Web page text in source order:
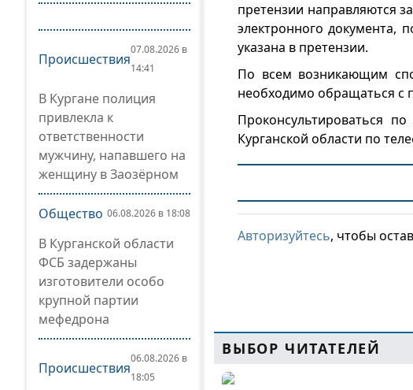
Происшествия
07.08.2026 в
14:41
В Кургане полиция
привлекла к
ответственности
мужчину, напавшего на
женщину в Заозёрном
Общество 06.08.2026 в 18:08
В Курганской области
ФСБ задержаны
изготовители особо
крупной партии
мефедрона
Происшествия
06.08.2026 в
18:05
претензии направляются
электронного документа,
указана в претензии.
По всем возникающим
необходимо обращаться с
Проконсультироваться
Курганской области по
Авторизуйтесь, чтобы
ВЫБОР ЧИТАТЕЛЕЙ